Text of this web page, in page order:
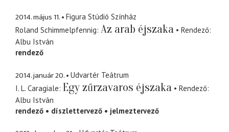
2014. május 11.
Figura Stúdió Színház
Roland Schimmelpfennig Az arab éjszaka
Rendező
Albu István
rendező
2014. január 20.
Udvartér Teátrum
I. L. Caragiale Egy zűrzavaros éjszaka
Rendező
Albu István
rendező
díszlettervező jelmeztervező